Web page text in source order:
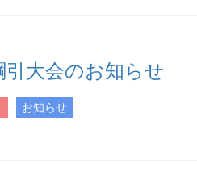
大会のお知らせ
お知らせ